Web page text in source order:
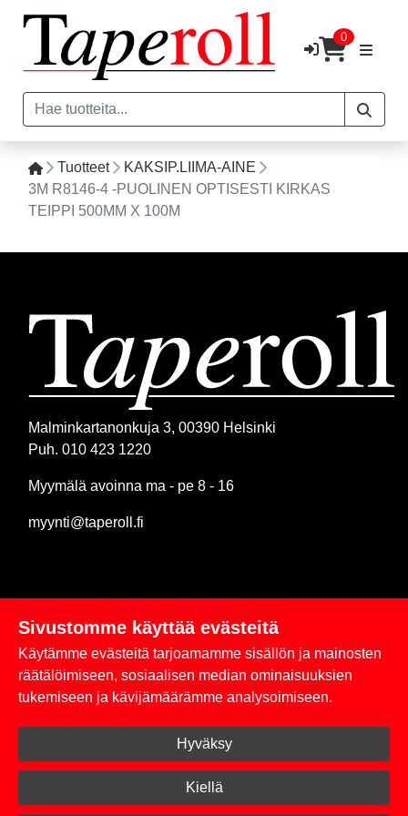
0
Tuotteet
KAKSIP.LIIMA-AINE
3M R8146-4 -PUOLINEN OPTISESTI KIRKAS
TEIPPI 500MM X 100M
Malminkartanonkuja 3, 00390 Helsinki
Puh. 010 423 1220
Myymälä avoinna ma - pe 8 - 16
myynti@taperoll.fi
Linkit
Rekisteriseloste
Toimitus- ja maksuehdot
Kirjaudu sisään
Sivustomme käyttää evästeitä
Käytämme evästeitä tarjoamamme sisällön ja mainosten
räätälöimiseen, sosiaalisen median ominaisuuksien
tukemiseen ja kävijämäärämme analysoimiseen.
Hyväksy
Kiellä